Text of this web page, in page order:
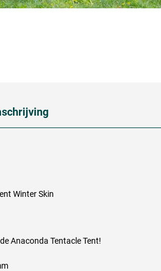
Winter Skin
Anaconda Tentacle Tent!